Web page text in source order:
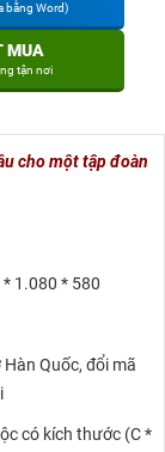
bằng Word)
MUA
tận nơi
cho một tập đoàn
1.080 * 580
Quốc, đổi mã
có kích thước (C *